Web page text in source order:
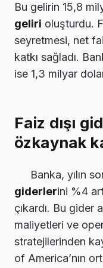
Bu gelirin 15,8
geliri oluşturdu.
seyretmesi, net
katkı sağladı.
ise 1,3 milyar
Faiz dışı
özkaynak
Banka, yılın
giderlerini %4
çıkardı. Bu gider
maliyetleri ve
stratejilerinden
of America’nın